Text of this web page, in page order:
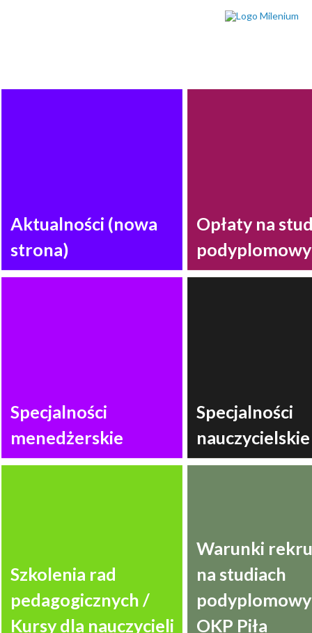
Aktualności (nowa
strona)
Opłaty na
Specjalności
menedżerskie
Specjalności
nauczycielskie
Szkolenia rad
pedagogicznych /
Kursy dla nauczycieli
Warunki
na studiach
OKP Piła